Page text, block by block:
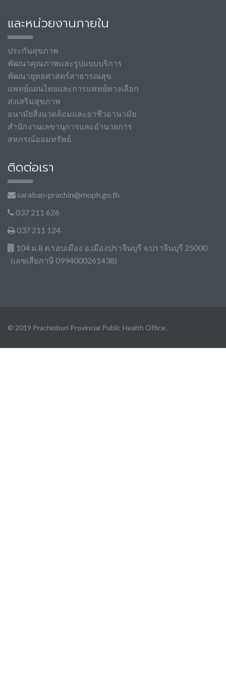
และหน่วยงานภายใน
ประกันสุขภาพ
พัฒนาคุณภาพและรูปแบบบริการ
พัฒนายุทธศาสตร์สาธารณสุข
แพทย์แผนไทยและการแพทย์ทางเลือก
ส่งเสริมสุขภาพ
อนามัยสิ่งแวดล้อมและอาชีวอานามัย
สำนักงานเลขานุการและอำนวยการ
สหกรณ์ออมทรัพย์
ติดต่อเรา
saraban-prachin@moph.go.th
037 211 626
037 211 124
104 ม.8 ต.รอบเมือง อ.เมืองปราจีนบุรี จ.ปราจีนบุรี 25000
(เลขเสียภาษี 0994000261438)
© 2019 Prachinburi Provincial Public Health Office.